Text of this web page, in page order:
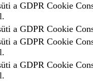
a GDPR Cookie
a GDPR Cookie
a GDPR Cookie
a GDPR Cookie